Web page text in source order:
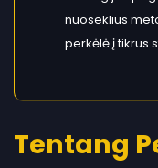
nuoseklius
perkėlė į tikrus
Tentang